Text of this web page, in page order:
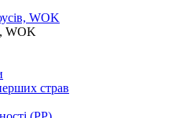
WOK
WOK
страв